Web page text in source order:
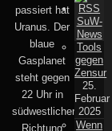
passiert hat
Uranus. Der
blaue
Gasplanet
steht gegen
22 Uhr in
südwestlicher
Richtung
SuW-
News
Tools
gegen
Zensur
25.
Februar
2025
Wenn